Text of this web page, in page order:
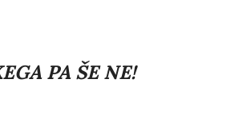
PA ŠE NE!